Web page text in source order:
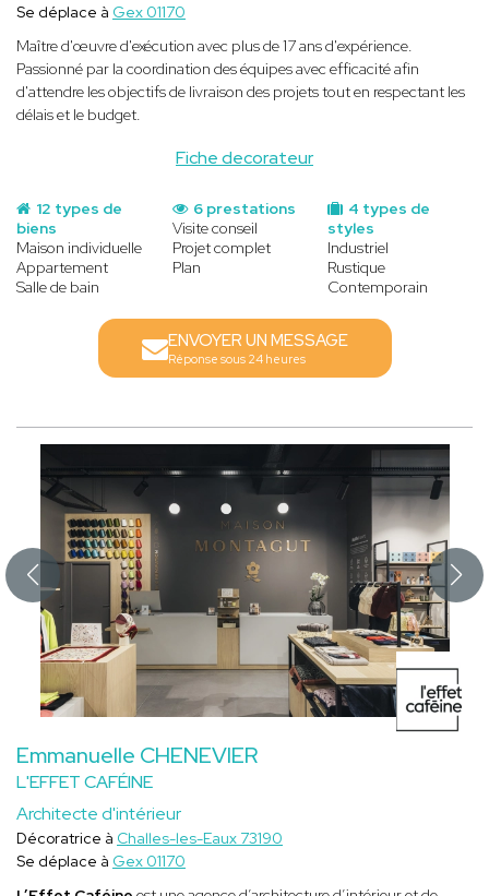
Fiche decorateur
Se déplace à Gex 01170
Maître d'œuvre d'exécution avec plus de 17 ans d'expérience.
Passionné par la coordination des équipes avec efficacité afin
d'attendre les objectifs de livraison des projets tout en respectant les
délais et le budget.
12 types de
biens
Maison individuelle
Appartement
Salle de bain
4 types de
styles
Industriel
Rustique
Contemporain
6 prestations
Visite conseil
Projet complet
Plan
ENVOYER UN MESSAGE
Réponse sous 24 heures
Emmanuelle CHENEVIER
L'EFFET CAFÉINE
Architecte d'intérieur
Décoratrice à Challes-les-Eaux 73190
Se déplace à Gex 01170